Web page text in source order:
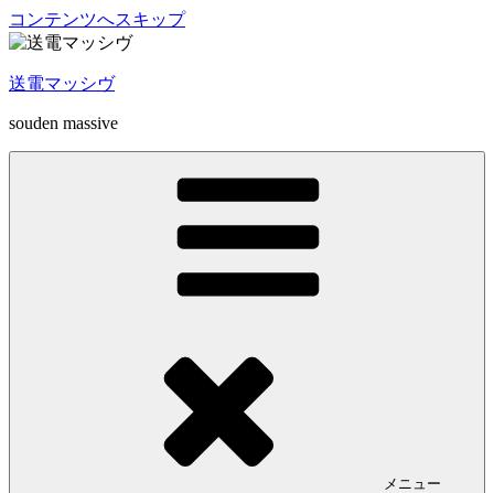
コンテンツへスキップ
送電マッシヴ
souden massive
メニュー